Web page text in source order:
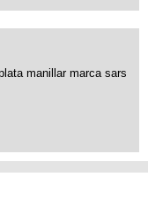
manillar marca sars